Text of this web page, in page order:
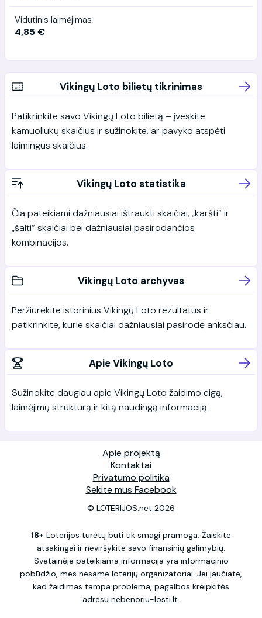
Vidutinis laimėjimas
4,85 €
Vikingų Loto bilietų tikrinimas
Patikrinkite savo Vikingų Loto bilietą – įveskite
kamuoliukų skaičius ir sužinokite, ar pavyko atspėti
laimingus skaičius.
Vikingų Loto statistika
Čia pateikiami dažniausiai ištraukti skaičiai, „karšti“ ir
„šalti“ skaičiai bei dažniausiai pasirodančios
kombinacijos.
Vikingų Loto archyvas
Peržiūrėkite istorinius Vikingų Loto rezultatus ir
patikrinkite, kurie skaičiai dažniausiai pasirodė anksčiau.
Apie Vikingų Loto
Sužinokite daugiau apie Vikingų Loto žaidimo eigą,
laimėjimų struktūrą ir kitą naudingą informaciją.
Apie projektą
Kontaktai
Privatumo politika
Sekite mus Facebook
© LOTERIJOS.net 2026
18+ Loterijos turėtų būti tik smagi pramoga. Žaiskite
atsakingai ir neviršykite savo finansinių galimybių.
Svetainėje pateikiama informacija yra informacinio
pobūdžio, mes nesame loterijų organizatoriai. Jei jaučiate,
kad žaidimas tampa problema, pagalbos kreipkitės
adresu nebenoriu-losti.lt